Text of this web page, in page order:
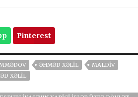
Pinterest
ƏHMƏD XƏLIL
MALDIV
XƏLIL